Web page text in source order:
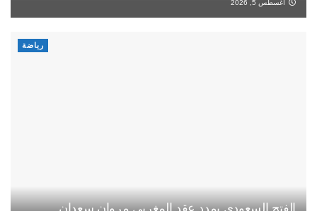
أغسطس 5, 2026
رياضة
الفتح السعودي يمدد عقد المغربي مروان سعدان